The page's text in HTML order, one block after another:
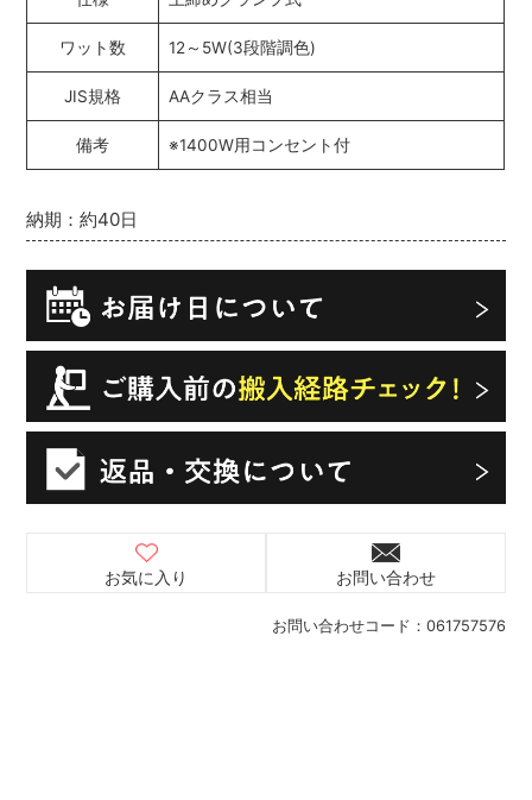
お問い合わせコード： 061757576
納期：約40日
お気に入り お問い合わせ
ワット数 12～5W(3段階調色)
JIS規格 AAクラス相当
備考 ※1400W用コンセント付